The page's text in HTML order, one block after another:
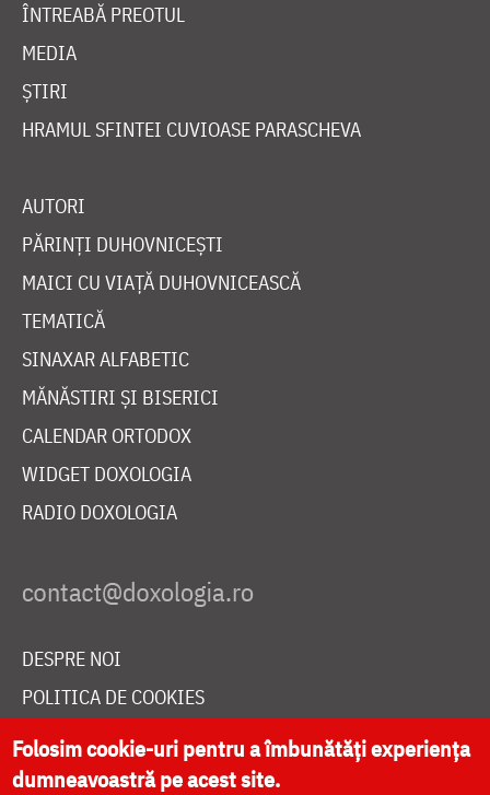
ÎNTREABĂ PREOTUL
MEDIA
ȘTIRI
HRAMUL SFINTEI CUVIOASE PARASCHEVA
AUTORI
PĂRINȚI DUHOVNICEȘTI
MAICI CU VIAȚĂ DUHOVNICEASCĂ
TEMATICĂ
SINAXAR ALFABETIC
MĂNĂSTIRI ȘI BISERICI
CALENDAR ORTODOX
WIDGET DOXOLOGIA
RADIO DOXOLOGIA
DESPRE NOI
POLITICA DE COOKIES
DONEAZĂ ONLINE PENTRU CATEDRALA NAȚIONALĂ
Folosim cookie-uri pentru a îmbunătăți experiența
dumneavoastră pe acest site.